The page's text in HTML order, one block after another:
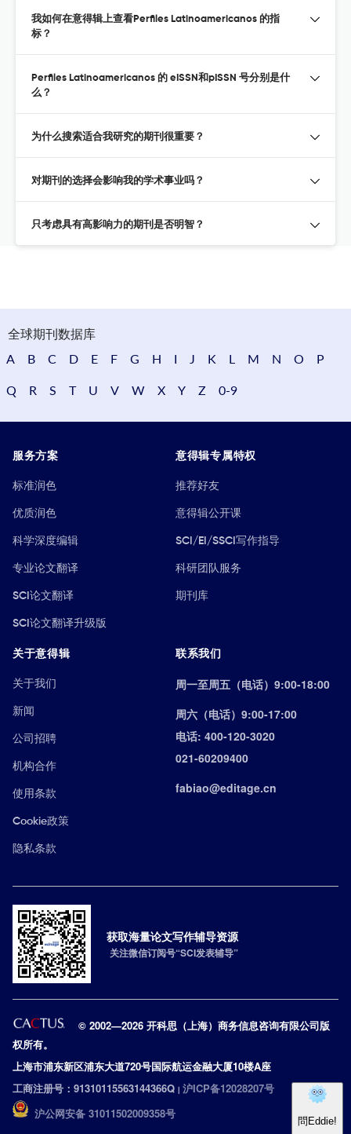
我如何在意得辑上查看Perfiles Latinoamericanos 的指
标？
Perfiles Latinoamericanos 的 eISSN和pISSN 号分别是什
么？
为什么搜索适合我研究的期刊很重要？
对期刊的选择会影响我的学术事业吗？
只考虑具有高影响力的期刊是否明智？
全球期刊数据库
A
B C D E F G H I J K L M N O P
Q R S T U V W X Y Z 0-9